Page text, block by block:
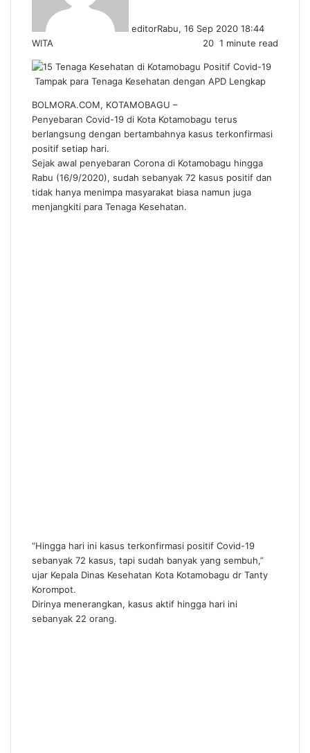
editorRabu, 16 Sep 2020 18:44
WITA
20 1 minute read
Tampak para Tenaga Kesehatan dengan APD Lengkap
BOLMORA.COM, KOTAMOBAGU –
Penyebaran Covid-19 di Kota Kotamobagu terus
berlangsung dengan bertambahnya kasus terkonfirmasi
positif setiap hari.
Sejak awal penyebaran Corona di Kotamobagu hingga
Rabu (16/9/2020), sudah sebanyak 72 kasus positif dan
tidak hanya menimpa masyarakat biasa namun juga
menjangkiti para Tenaga Kesehatan.
“Hingga hari ini kasus terkonfirmasi positif Covid-19
sebanyak 72 kasus, tapi sudah banyak yang sembuh,”
ujar Kepala Dinas Kesehatan Kota Kotamobagu dr Tanty
Korompot.
Dirinya menerangkan, kasus aktif hingga hari ini
sebanyak 22 orang.